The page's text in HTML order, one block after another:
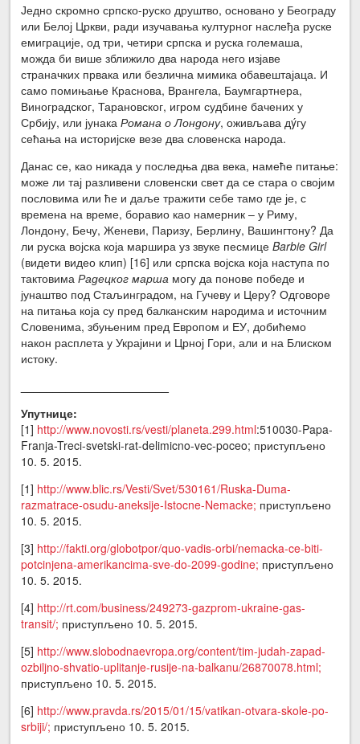
Једно скромно српско-руско друштво, основано у Београду
или Белој Цркви, ради изучавања културног наслеђа руске
емиграције, од три, четири српска и руска големаша,
можда би више зближило два народа него изјаве
страначких првака или безлична мимика обавештајаца. И
само помињање Краснова, Врангела, Баумгартнера,
Виноградског, Тарановског, игром судбине бачених у
Србију, или јунакаРомана о Лондону, оживљава дýгу
сећања на историјске везе два словенска народа.
Данас се, као никада у последња два века, намеће питање:
може ли тај разливени словенски свет да се стара о својим
пословима или ће и даље тражити себе тамо где је, с
времена на време, боравио као намерник – у Риму,
Лондону, Бечу, Женеви, Паризу, Берлину, Вашингтону? Да
ли руска војска која маршира уз звуке песмицеBarbie Girl
(видети видео клип) [16] или српска војска која наступа по
тактовимаРадецког марша могу да понове победе и
јунаштво под Стаљинградом, на Гучеву и Церу? Одговоре
на питања која су пред балканским народима и источним
Словенима, збуњеним пред Европом и ЕУ, добићемо
након расплета у Украјини и Црној Гори, али и на Блиском
истоку.
Упутнице:
[1] http://www.novosti.rs/vesti/planeta.299.html:510030-Papa-
Franja-Treci-svetski-rat-delimicno-vec-poceo; приступљено
10. 5. 2015.
[1] http://www.blic.rs/Vesti/Svet/530161/Ruska-Duma-
razmatrace-osudu-aneksije-Istocne-Nemacke; приступљено
10. 5. 2015.
[3] http://fakti.org/globotpor/quo-vadis-orbi/nemacka-ce-biti-
potcinjena-amerikancima-sve-do-2099-godine; приступљено
10. 5. 2015.
[4] http://rt.com/business/249273-gazprom-ukraine-gas-
transit/; приступљено 10. 5. 2015.
[5] http://www.slobodnaevropa.org/content/tim-judah-zapad-
ozbiljno-shvatio-uplitanje-rusije-na-balkanu/26870078.html;
приступљено 10. 5. 2015.
[6] http://www.pravda.rs/2015/01/15/vatikan-otvara-skole-po-
srbiji/; приступљено 10. 5. 2015.